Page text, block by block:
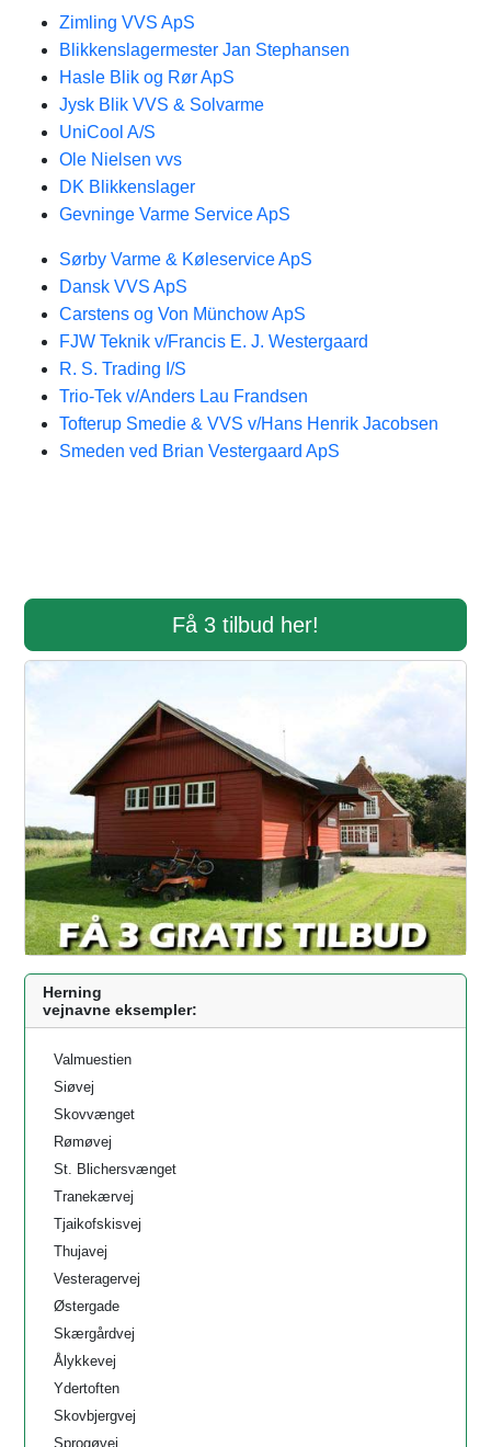
Zimling VVS ApS
Blikkenslagermester Jan Stephansen
Hasle Blik og Rør ApS
Jysk Blik VVS & Solvarme
UniCool A/S
Ole Nielsen vvs
DK Blikkenslager
Gevninge Varme Service ApS
Sørby Varme & Køleservice ApS
Dansk VVS ApS
Carstens og Von Münchow ApS
FJW Teknik v/Francis E. J. Westergaard
R. S. Trading I/S
Trio-Tek v/Anders Lau Frandsen
Tofterup Smedie & VVS v/Hans Henrik Jacobsen
Smeden ved Brian Vestergaard ApS
Få 3 tilbud her!
Herning
vejnavne eksempler:
Valmuestien
Siøvej
Skovvænget
Rømøvej
St. Blichersvænget
Tranekærvej
Tjaikofskisvej
Thujavej
Vesteragervej
Østergade
Skærgårdvej
Ålykkevej
Ydertoften
Skovbjergvej
Sprogøvej